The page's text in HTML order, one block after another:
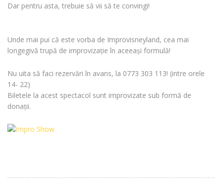
Dar pentru asta, trebuie să vii să te convingi!
Unde mai pui că este vorba de Improvisneyland, cea mai
longegivă trupă de improvizație în aceeași formulă!
Nu uita să faci rezervări în avans, la 0773 303 113! (intre orele
14- 22)
Biletele la acest spectacol sunt improvizate sub formă de
donații.